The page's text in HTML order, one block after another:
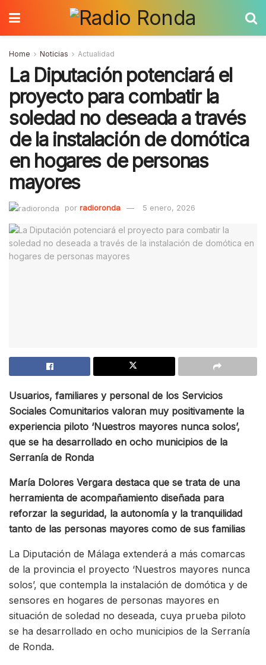
Home Noticias Actualidad
La Diputación potenciará el
proyecto para combatir la
soledad no deseada a través
de la instalación de domótica
en hogares de personas
mayores
por radioronda 5 enero, 2026
Usuarios, familiares y personal de los Servicios
Sociales Comunitarios valoran muy positivamente la
experiencia piloto ‘Nuestros mayores nunca solos’,
que se ha desarrollado en ocho municipios de la
Serranía de Ronda
María Dolores Vergara destaca que se trata de una
herramienta de acompañamiento diseñada para
reforzar la seguridad, la autonomía y la tranquilidad
tanto de las personas mayores como de sus familias
La Diputación de Málaga extenderá a más comarcas
de la provincia el proyecto ‘Nuestros mayores nunca
solos’, que contempla la instalación de domótica y de
sensores en hogares de personas mayores en
situación de soledad no deseada, cuya prueba piloto
se ha desarrollado en ocho municipios de la Serranía
de Ronda.